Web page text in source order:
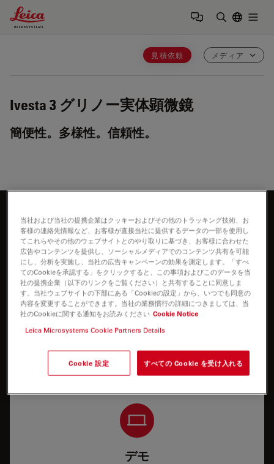
Leica Microsystems Logo
見積依頼 メディア
Ivesta 3 グリノー実体顕微鏡
簡便性。多様性。信頼性。
もっと知りたいですか？
お気軽にお問合せください
Price
サービス内容および見積
デモ
当社および当社の提携企業はクッキーおよびその他のトラッキング技術、お
客様の連絡先情報など、お客様が直接当社に提供するデータの一部を使用し
てこれらやその他のウェブサイトとのやり取りに基づき、お客様に合わせた
広告やコンテンツを提供し、ソーシャルメディアでのコンテンツ共有を可能
にし、分析を実施し、当社の広告キャンペーンの効果を測定します。「すべ
てのCookieを承認する」をクリックすると、この事項およびこのデータを当
社の提携企業（以下のリンクをご覧ください）と共有することに同意しま
す。当社ウェブサイトの下部にある「Cookieの設定」から、いつでも同意の
内容を変更することができます。当社の業務慣行の詳細につきましては、当
社のCookieに関する通知をお読みください Cookie Notice
Leica Microsystems Cookie Partners Details
Cookie 設定 すべての Cookie を受け入れる